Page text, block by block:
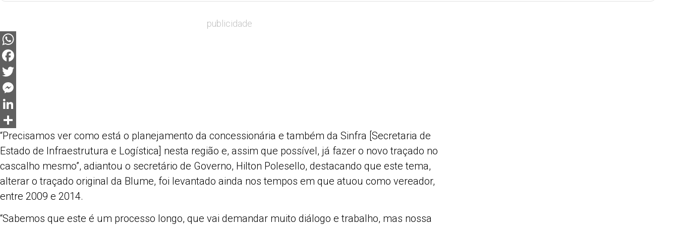
publicidade
WhatsApp
Facebook
Twitter
Messenger
LinkedIn
Share
“Precisamos ver como está o planejamento da concessionária e também da Sinfra [Secretaria de
Estado de Infraestrutura e Logística] nesta região e, assim que possível, já fazer o novo traçado no
cascalho mesmo”, adiantou o secretário de Governo, Hilton Polesello, destacando que este tema,
alterar o traçado original da Blume, foi levantado ainda nos tempos em que atuou como vereador,
entre 2009 e 2014.
“Sabemos que este é um processo longo, que vai demandar muito diálogo e trabalho, mas nossa